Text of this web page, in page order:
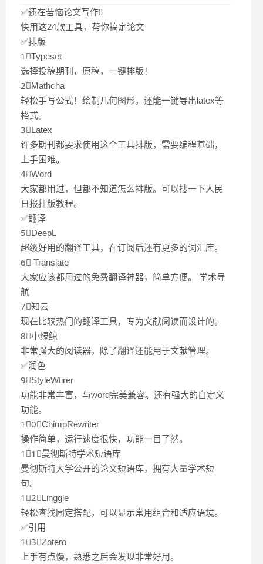
✅还在苦恼论文写作‼️
快用这24款工具，帮你搞定论文
✅排版
1⃣️Typeset
选择投稿期刊，原稿，一键排版！
2⃣️Mathcha
轻松手写公式！绘制几何图形，还能一键导出latex等
格式。
3⃣️Latex
许多期刊都要求使用这个工具排版，需要编程基础，
上手困难。
4⃣️Word
大家都用过，但都不知道怎么排版。可以搜一下人民
日报排版教程。
✅翻译
5⃣️DeepL
超级好用的翻译工具，在订阅后还有更多的词汇库。
6⃣️ Translate
大家应该都用过的免费翻译神器，简单方便。 学术导
航
7⃣️知云
现在比较热门的翻译工具，专为文献阅读而设计的。
8⃣️小绿鲸
非常强大的阅读器，除了翻译还能用于文献管理。
✅润色
9⃣️StyleWtirer
功能非常丰富，与word完美兼容。还有强大的自定义
功能。
1⃣️0⃣️ChimpRewriter
操作简单，运行速度很快，功能一目了然。
1⃣️1⃣️曼彻斯特学术短语库
曼彻斯特大学公开的论文短语库，拥有大量学术短
句。
1⃣️2⃣️Linggle
轻松查找固定搭配，可以显示常用组合和适应语境。
✅引用
1⃣️3⃣️Zotero
上手有点慢，熟悉之后会发现非常好用。